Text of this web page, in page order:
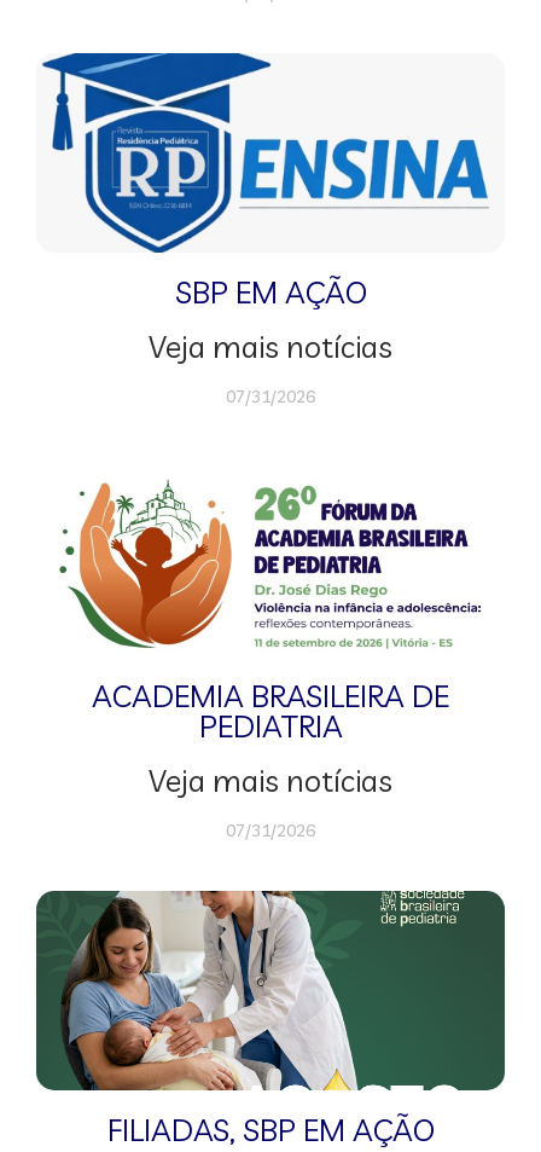
SBP EM AÇÃO
Veja mais notícias
07/31/2026
ACADEMIA BRASILEIRA DE
PEDIATRIA
Veja mais notícias
07/31/2026
FILIADAS, SBP EM AÇÃO